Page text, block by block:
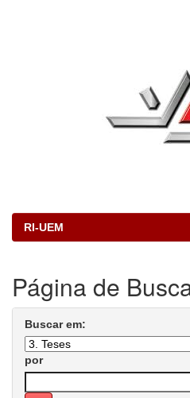
RI-UEM
Página de
Buscar em:
por